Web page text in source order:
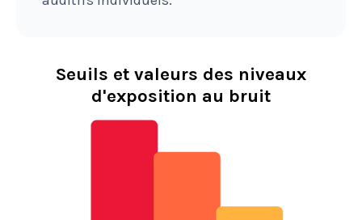
Seuils et valeurs des niveaux
d'exposition au bruit